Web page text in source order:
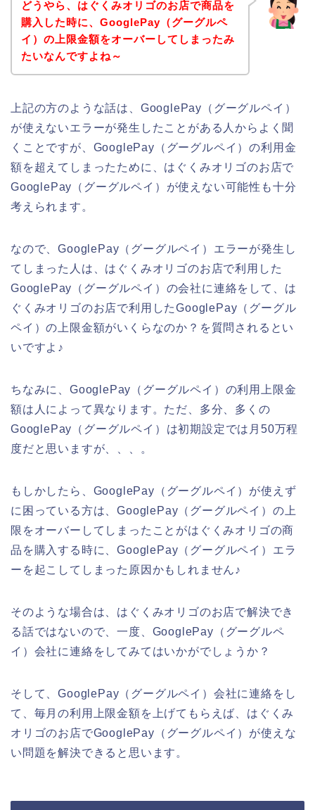
どうやら、はぐくみオリゴのお店で商品を
購入した時に、GooglePay（グーグルペ
イ）の上限金額をオーバーしてしまったみ
たいなんですよね～
上記の方のような話は、GooglePay（グーグルペイ）
が使えないエラーが発生したことがある人からよく聞
くことですが、GooglePay（グーグルペイ）の利用金
額を超えてしまったために、はぐくみオリゴのお店で
GooglePay（グーグルペイ）が使えない可能性も十分
考えられます。
なので、GooglePay（グーグルペイ）エラーが発生し
てしまった人は、はぐくみオリゴのお店で利用した
GooglePay（グーグルペイ）の会社に連絡をして、は
ぐくみオリゴのお店で利用したGooglePay（グーグル
ペイ）の上限金額がいくらなのか？を質問されるとい
いですよ♪
ちなみに、GooglePay（グーグルペイ）の利用上限金
額は人によって異なります。ただ、多分、多くの
GooglePay（グーグルペイ）は初期設定では月50万程
度だと思いますが、、、。
もしかしたら、GooglePay（グーグルペイ）が使えず
に困っている方は、GooglePay（グーグルペイ）の上
限をオーバーしてしまったことがはぐくみオリゴの商
品を購入する時に、GooglePay（グーグルペイ）エラ
ーを起こしてしまった原因かもしれません♪
そのような場合は、はぐくみオリゴのお店で解決でき
る話ではないので、一度、GooglePay（グーグルペ
イ）会社に連絡をしてみてはいかがでしょうか？
そして、GooglePay（グーグルペイ）会社に連絡をし
て、毎月の利用上限金額を上げてもらえば、はぐくみ
オリゴのお店でGooglePay（グーグルペイ）が使えな
い問題を解決できると思います。